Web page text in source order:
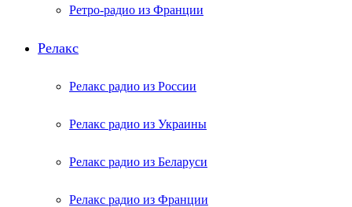
Ретро-радио из Франции
Релакс
Релакс радио из России
Релакс радио из Украины
Релакс радио из Беларуси
Релакс радио из Франции